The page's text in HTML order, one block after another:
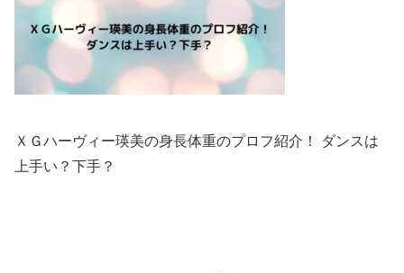
ＸＧハーヴィー瑛美の身長体重のプロフ紹介！ ダンスは
上手い？下手？